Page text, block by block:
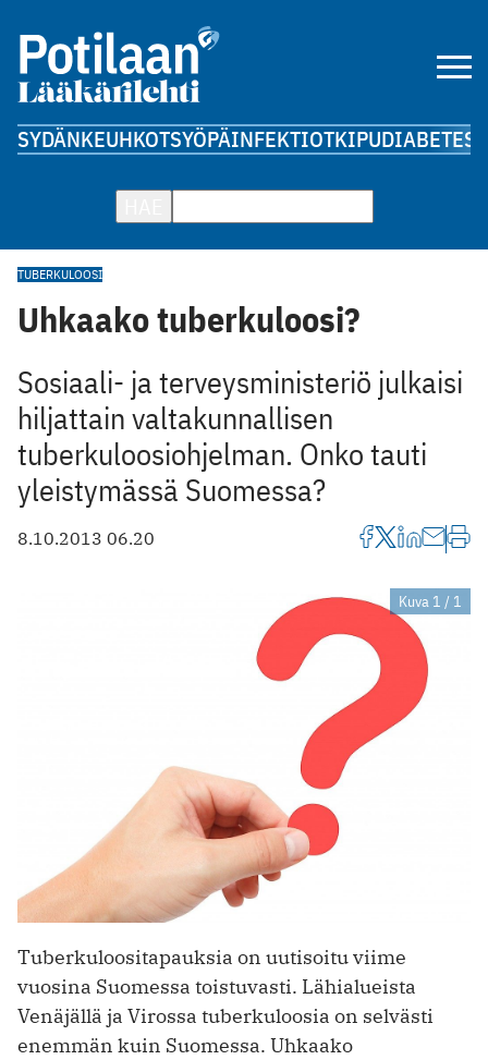
SYDÄNKEUHKOTSYÖPÄINFEKTIOTKIPUDIABETES
TUBERKULOOSI
Uhkaako tuberkuloosi?
Sosiaali- ja terveysministeriö julkaisi
hiljattain valtakunnallisen
tuberkuloosiohjelman. Onko tauti
yleistymässä Suomessa?
8.10.2013 06.20
Kuva 1 / 1
Tuberkuloositapauksia on uutisoitu viime
vuosina Suomessa toistuvasti. Lähi­alueista
Venäjällä ja Virossa tuber­kuloosia on selvästi
enemmän kuin Suomessa. Uhkaako